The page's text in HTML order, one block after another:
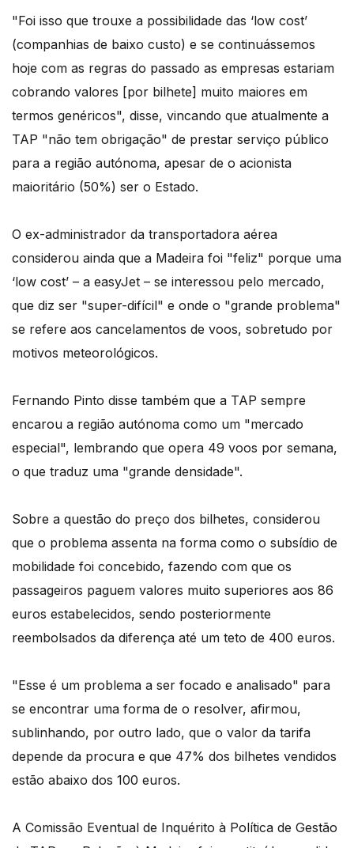
"Foi isso que trouxe a possibilidade das ‘low cost’
(companhias de baixo custo) e se continuássemos
hoje com as regras do passado as empresas estariam
cobrando valores [por bilhete] muito maiores em
termos genéricos", disse, vincando que atualmente a
TAP "não tem obrigação" de prestar serviço público
para a região autónoma, apesar de o acionista
maioritário (50%) ser o Estado.
O ex-administrador da transportadora aérea
considerou ainda que a Madeira foi "feliz" porque uma
‘low cost’ – a easyJet – se interessou pelo mercado,
que diz ser "super-difícil" e onde o "grande problema"
se refere aos cancelamentos de voos, sobretudo por
motivos meteorológicos.
Fernando Pinto disse também que a TAP sempre
encarou a região autónoma como um "mercado
especial", lembrando que opera 49 voos por semana,
o que traduz uma "grande densidade".
Sobre a questão do preço dos bilhetes, considerou
que o problema assenta na forma como o subsídio de
mobilidade foi concebido, fazendo com que os
passageiros paguem valores muito superiores aos 86
euros estabelecidos, sendo posteriormente
reembolsados da diferença até um teto de 400 euros.
"Esse é um problema a ser focado e analisado" para
se encontrar uma forma de o resolver, afirmou,
sublinhando, por outro lado, que o valor da tarifa
depende da procura e que 47% dos bilhetes vendidos
estão abaixo dos 100 euros.
A Comissão Eventual de Inquérito à Política de Gestão